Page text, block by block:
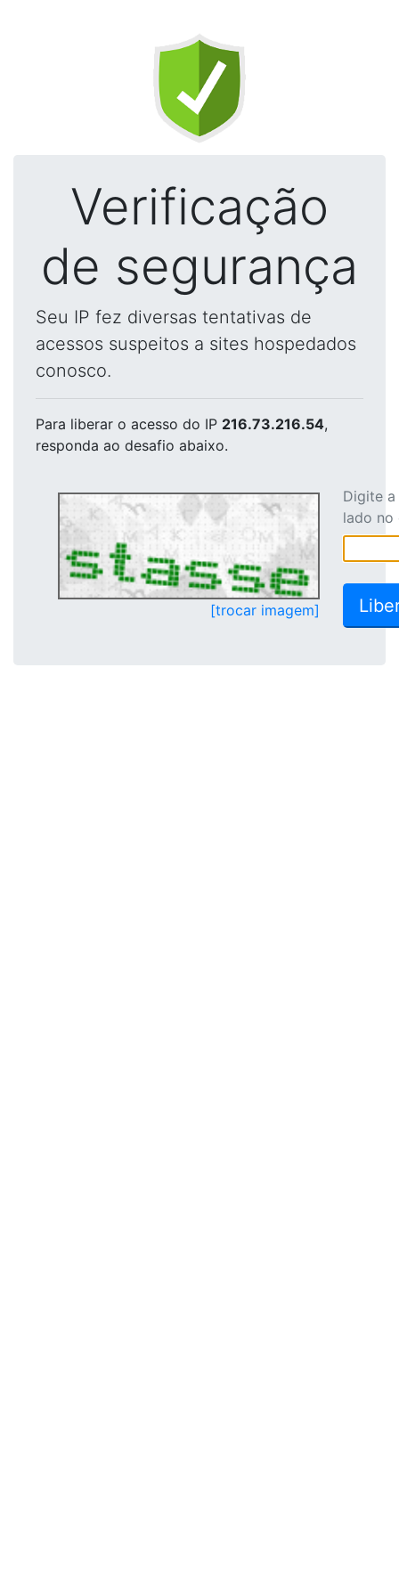
Verificação
de segurança
Seu IP fez diversas tentativas de
acessos suspeitos a sites hospedados
conosco.
Para liberar o acesso do IP 216.73.216.54,
responda ao desafio abaixo.
[trocar imagem]
Digite
lado no